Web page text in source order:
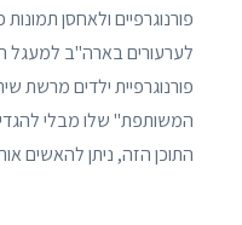
פורנוגרפיים ולאחסן
לערעורים בארה"ב
פורנוגרפיית ילדים מרשת
המשותפת" שלו מבלי
התוכן הזה, ניתן להאשים